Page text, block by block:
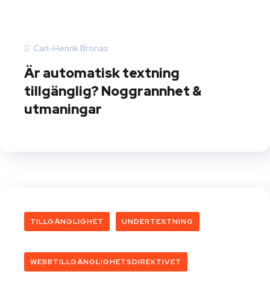
Carl-Henrik Bronäs
Är automatisk textning
tillgänglig? Noggrannhet &
utmaningar
TILLGÄNGLIGHET UNDERTEXTNING
WEBBTILLGÄNGLIGHETSDIREKTIVET